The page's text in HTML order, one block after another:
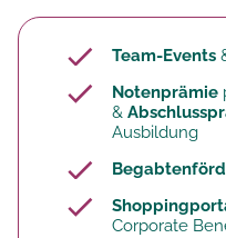
Team-Events
Notenprämie
&
Ausbildung
Corporate